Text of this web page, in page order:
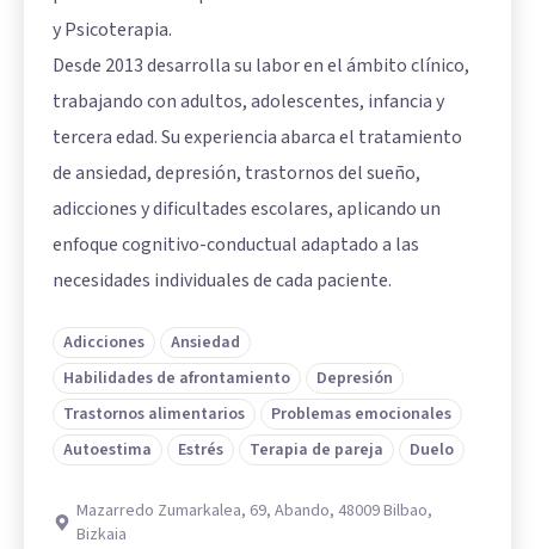
y Psicoterapia.
Desde 2013 desarrolla su labor en el ámbito clínico,
trabajando con adultos, adolescentes, infancia y
tercera edad. Su experiencia abarca el tratamiento
de ansiedad, depresión, trastornos del sueño,
adicciones y dificultades escolares, aplicando un
enfoque cognitivo-conductual adaptado a las
necesidades individuales de cada paciente.
Adicciones
Ansiedad
Habilidades de afrontamiento
Depresión
Trastornos alimentarios
Problemas emocionales
Autoestima
Estrés Terapia de pareja Duelo
Mazarredo Zumarkalea, 69, Abando, 48009 Bilbao,
Bizkaia